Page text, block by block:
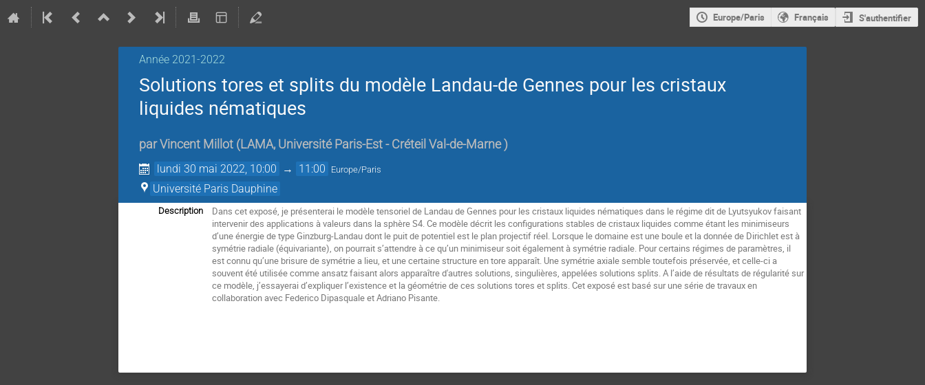
Europe/Paris Français S'authentifier
Année 2021-2022
Solutions tores et splits du modèle Landau-de Gennes pour les cristaux
liquides nématiques
parVincent Millot (LAMA, Université Paris-Est - Créteil Val-de-Marne )
lundi 30 mai 2022, 10:00 → 11:00 Europe/Paris
Université Paris Dauphine
Description
Dans cet exposé, je présenterai le modèle tensoriel de Landau de Gennes pour les cristaux liquides nématiques dans le régime dit de Lyutsyukov faisant
intervenir des applications à valeurs dans la sphère S4. Ce modèle décrit les configurations stables de cristaux liquides comme étant les minimiseurs
d’une énergie de type Ginzburg-Landau dont le puit de potentiel est le plan projectif réel. Lorsque le domaine est une boule et la donnée de Dirichlet est à
symétrie radiale (équivariante), on pourrait s’attendre à ce qu’un minimiseur soit également à symétrie radiale. Pour certains régimes de paramètres, il
est connu qu’une brisure de symétrie a lieu, et une certaine structure en tore apparaît. Une symétrie axiale semble toutefois préservée, et celle-ci a
souvent été utilisée comme ansatz faisant alors apparaître d'autres solutions, singulières, appelées solutions splits. A l’aide de résultats de régularité sur
ce modèle, j’essayerai d’expliquer l’existence et la géométrie de ces solutions tores et splits. Cet exposé est basé sur une série de travaux en
collaboration avec Federico Dipasquale et Adriano Pisante.